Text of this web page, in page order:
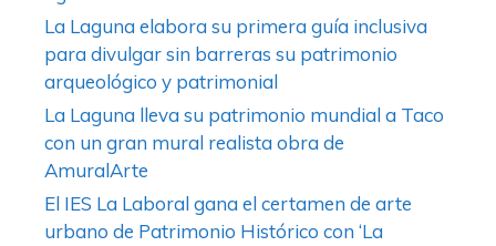
La Laguna elabora su primera guía inclusiva
para divulgar sin barreras su patrimonio
arqueológico y patrimonial
La Laguna lleva su patrimonio mundial a Taco
con un gran mural realista obra de
AmuralArte
El IES La Laboral gana el certamen de arte
urbano de Patrimonio Histórico con ‘La